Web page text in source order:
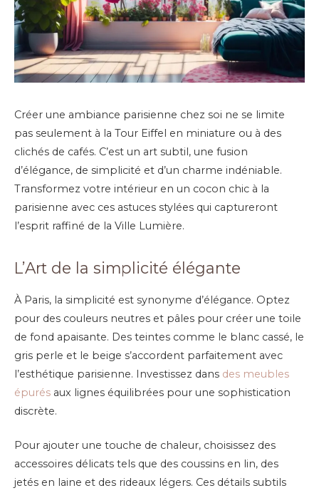
Créer une ambiance parisienne chez soi ne se limite
pas seulement à la Tour Eiffel en miniature ou à des
clichés de cafés. C’est un art subtil, une fusion
d’élégance, de simplicité et d’un charme indéniable.
Transformez votre intérieur en un cocon chic à la
parisienne avec ces astuces stylées qui captureront
l’esprit raffiné de la Ville Lumière.
L’Art de la simplicité élégante
À Paris, la simplicité est synonyme d’élégance. Optez
pour des couleurs neutres et pâles pour créer une toile
de fond apaisante. Des teintes comme le blanc cassé, le
gris perle et le beige s’accordent parfaitement avec
l’esthétique parisienne. Investissez dans des meubles
épurés aux lignes équilibrées pour une sophistication
discrète.
Pour ajouter une touche de chaleur, choisissez des
accessoires délicats tels que des coussins en lin, des
jetés en laine et des rideaux légers. Ces détails subtils